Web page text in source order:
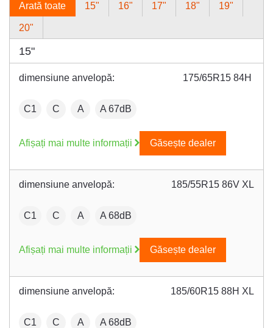
Arată toate 15" 16" 17" 18" 19"
20"
15"
dimensiune anvelopă: 175/65R15 84H
:C1 Fuel efficiency:
C Wet grip:
A :A 67dB
Afișați mai multe informații Găsește dealer
dimensiune anvelopă: 185/55R15 86V XL
:C1 Fuel efficiency:
C Wet grip:
A :A 68dB
Afișați mai multe informații Găsește dealer
dimensiune anvelopă: 185/60R15 88H XL
:C1 Fuel efficiency:
C Wet grip:
A :A 68dB